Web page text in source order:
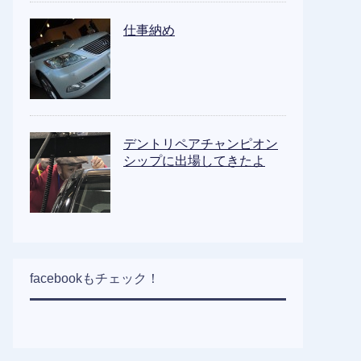
仕事納め
デントリペアチャンピオン
シップに出場してきたよ
facebookもチェック！